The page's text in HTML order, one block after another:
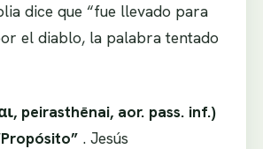
dice que “fue llevado para
el diablo, la palabra tentado
peirasthēnai, aor. pass. inf.)
. Jesús